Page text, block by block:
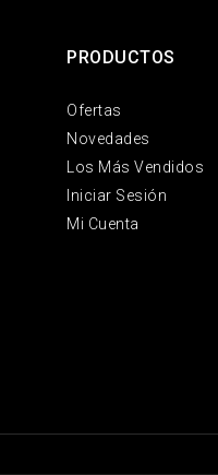
PRODUCTOS
Ofertas
Novedades
Los Más Vendidos
Iniciar Sesión
Mi Cuenta